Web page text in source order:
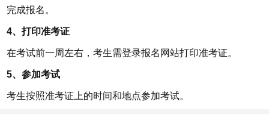
完成报名。
4、打印准考证
在考试前一周左右，考生需登录报名网站打印准考证。
5、参加考试
考生按照准考证上的时间和地点参加考试。